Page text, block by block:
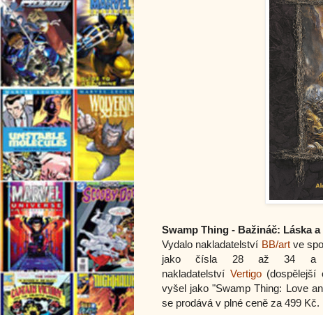
Swamp Thing - Bažináč: Láska
Vydalo nakladatelství BB/artve
jako čísla 28 až 34 a
nakladatelství Vertigo(dospělejší
vyšel jako "Swamp Thing: Love
se prodává v plné ceně za 499 Kč.